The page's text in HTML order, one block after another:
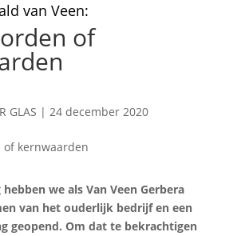
van Veen:
of
GLAS | 24 december 2020
we als Van Veen Gerbera
van het ouderlijk bedrijf en een
geopend. Om dat te bekrachtigen